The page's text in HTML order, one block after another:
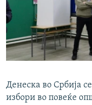
Денеска во Србија
избори во повеќе